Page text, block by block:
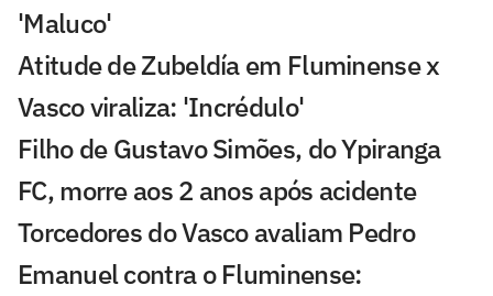
'Maluco'
Atitude de Zubeldía em Fluminense x
Vasco viraliza: 'Incrédulo'
Filho de Gustavo Simões, do Ypiranga
FC, morre aos 2 anos após acidente
Torcedores do Vasco avaliam Pedro
Emanuel contra o Fluminense: